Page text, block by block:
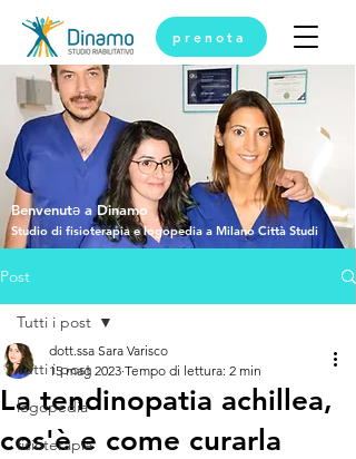
Benvenutǝ a Dinamo
Studio di fisioterapia e logopedia a Milano Città Studi
prenota
Post
Tutti i post
logopedia
fisioterapia
Tutti i post
La tendinopatia achillea,
cos'è e come curarla
dott.ssa Sara Varisco
15 mag 2023 Tempo di lettura: 2 min